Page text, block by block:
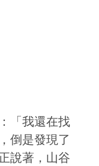
「我還在找
倒是發現了
說著，山谷